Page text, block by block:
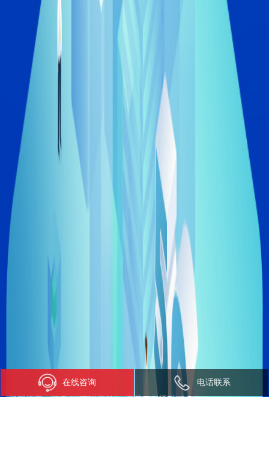
当前位置：首页> 模组产品> 高算力AI模组
在线咨询 电话联系